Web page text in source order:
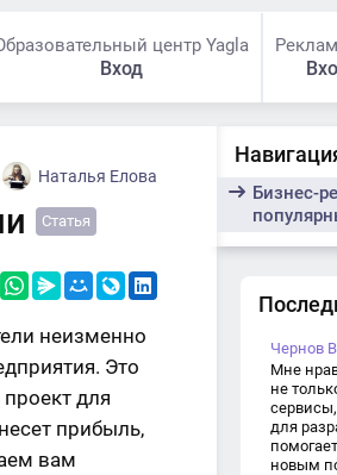
центр Yagla
Вход
Бизнес-
Наталья Елова
Статья
неизменно
Это
для
прибыль,
вам
Чернов
Мне
не
для
новым